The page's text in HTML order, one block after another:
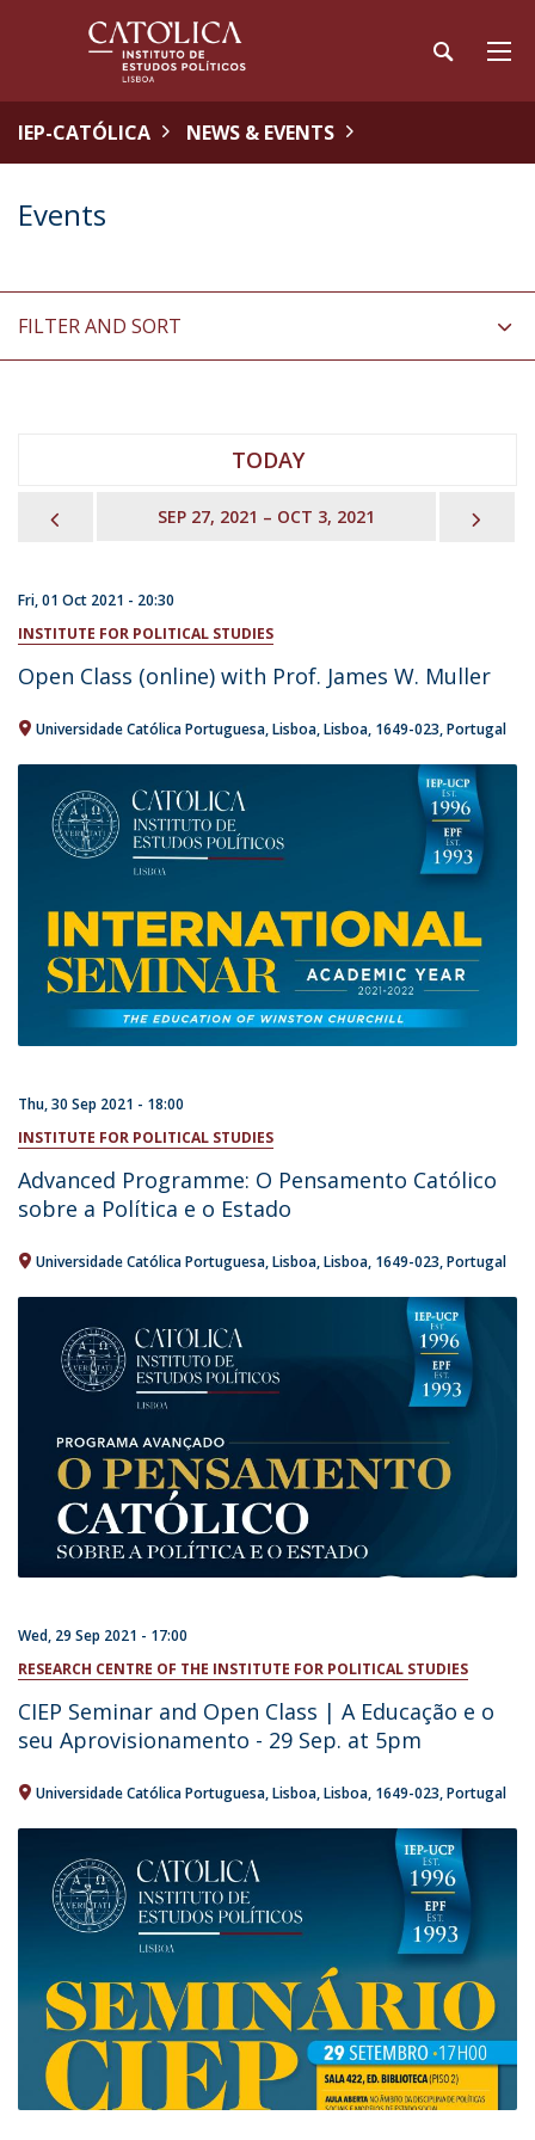
IEP-CATÓLICA NEWS & EVENTS
Events
FILTER AND SORT
TODAY
PREVIOUSSEP 27, 2021 – OCT 3, 2021
Fri, 01 Oct 2021 - 20:30
INSTITUTE FOR POLITICAL STUDIES
Open Class (online) with Prof. James W. Muller
Universidade Católica Portuguesa Lisboa Lisboa 1649-023 Portugal
Thu, 30 Sep 2021 - 18:00
INSTITUTE FOR POLITICAL STUDIES
Advanced Programme: O Pensamento Católico
sobre a Política e o Estado
Universidade Católica Portuguesa Lisboa Lisboa 1649-023 Portugal
Wed, 29 Sep 2021 - 17:00
RESEARCH CENTRE OF THE INSTITUTE FOR POLITICAL STUDIES
CIEP Seminar and Open Class | A Educação e o
seu Aprovisionamento - 29 Sep. at 5pm
Universidade Católica Portuguesa Lisboa Lisboa 1649-023 Portugal